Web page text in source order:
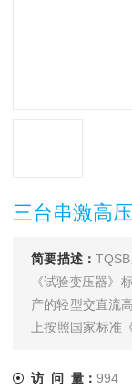
三台串激高
简要描述：
《试验变压器》
产的轻型交直流
上按照国家标准
访 问 量： 994